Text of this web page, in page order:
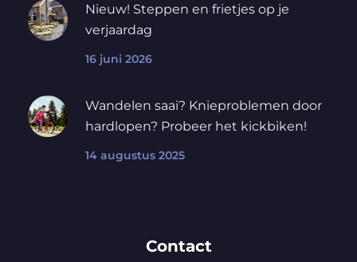
Nieuw! Steppen en frietjes op je
verjaardag
16 juni 2026
Wandelen saai? Knieproblemen door
hardlopen? Probeer het kickbiken!
14 augustus 2025
Contact